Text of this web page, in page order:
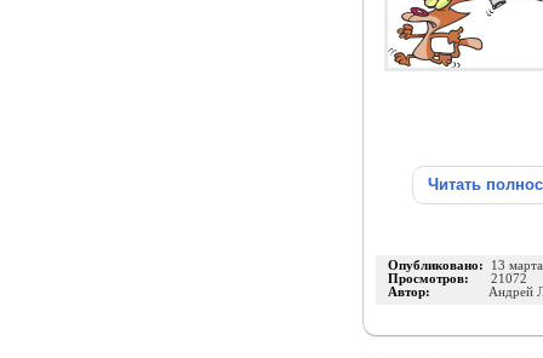
Читать
Опубликовано: 13
Просмотров: 21072
Автор: Андрей